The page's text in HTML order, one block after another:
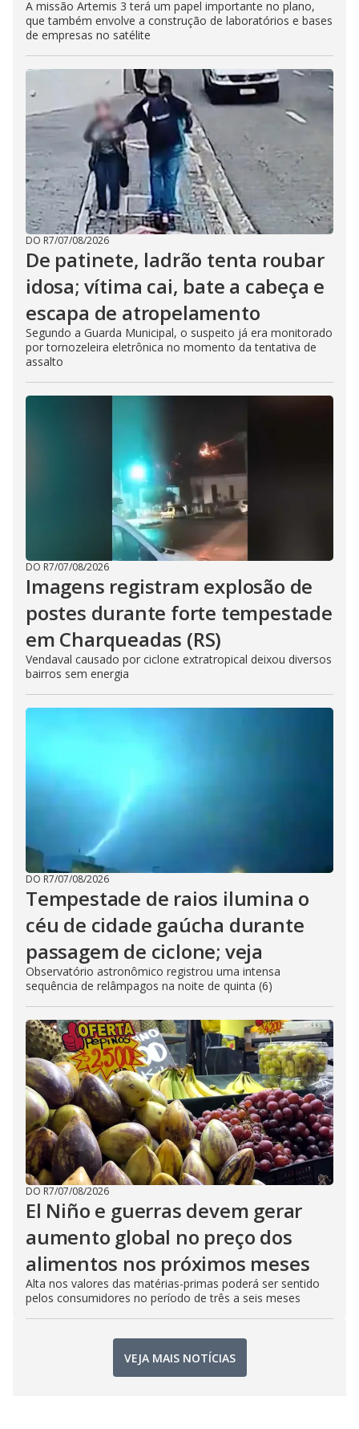
A missão Artemis 3 terá um papel importante no plano,
que também envolve a construção de laboratórios e bases
de empresas no satélite
DO R7/07/08/2026
De patinete, ladrão tenta roubar
idosa; vítima cai, bate a cabeça e
escapa de atropelamento
Segundo a Guarda Municipal, o suspeito já era monitorado
por tornozeleira eletrônica no momento da tentativa de
assalto
DO R7/07/08/2026
Imagens registram explosão de
postes durante forte tempestade
em Charqueadas (RS)
Vendaval causado por ciclone extratropical deixou diversos
bairros sem energia
DO R7/07/08/2026
Tempestade de raios ilumina o
céu de cidade gaúcha durante
passagem de ciclone; veja
Observatório astronômico registrou uma intensa
sequência de relâmpagos na noite de quinta (6)
DO R7/07/08/2026
El Niño e guerras devem gerar
aumento global no preço dos
alimentos nos próximos meses
Alta nos valores das matérias-primas poderá ser sentido
pelos consumidores no período de três a seis meses
VEJA MAIS NOTÍCIAS